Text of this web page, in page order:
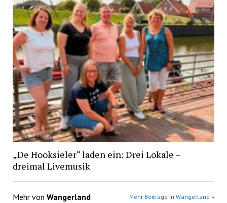
„De Hooksieler“ laden ein: Drei Lokale –
dreimal Livemusik
Mehr von Wangerland Mehr Beiträge in Wangerland »